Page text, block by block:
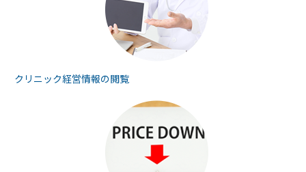
クリニック経営情報の閲覧